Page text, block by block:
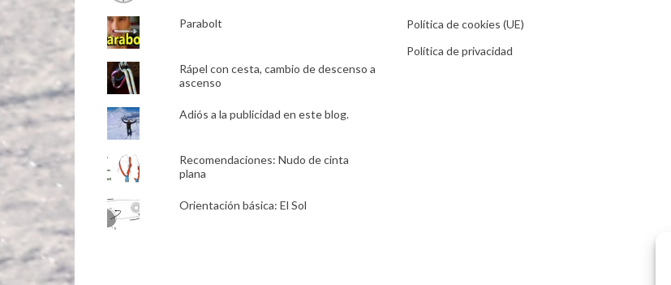
Parabolt
Rápel con cesta, cambio de descenso a
ascenso
Adiós a la publicidad en este blog.
Recomendaciones: Nudo de cinta
plana
Orientación básica: El Sol
Política de cookies (UE)
Política de privacidad